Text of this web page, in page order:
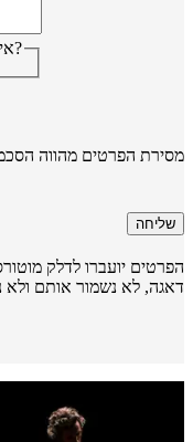
?איך
הפרטים מהווה הסכמה
שליחה
יועברו לדלק מוטורס
לא נשמור אותם ולא